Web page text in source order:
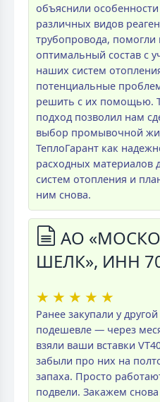
объяснили
различных видов
трубопровода, помогли
оптимальный состав с
наших систем
потенциальные
решить с их помощью.
подход позволил нам
выбор промывочной
ТеплоГарант как
расходных материалов
систем отопления и
ним снова.
АО
ШЕЛК», ИНН
★ ★ ★ ★ ★
Ранее закупали у
подешевле — через
взяли ваши вставки
забыли про них на
запаха. Просто
подвели. Закажем снова